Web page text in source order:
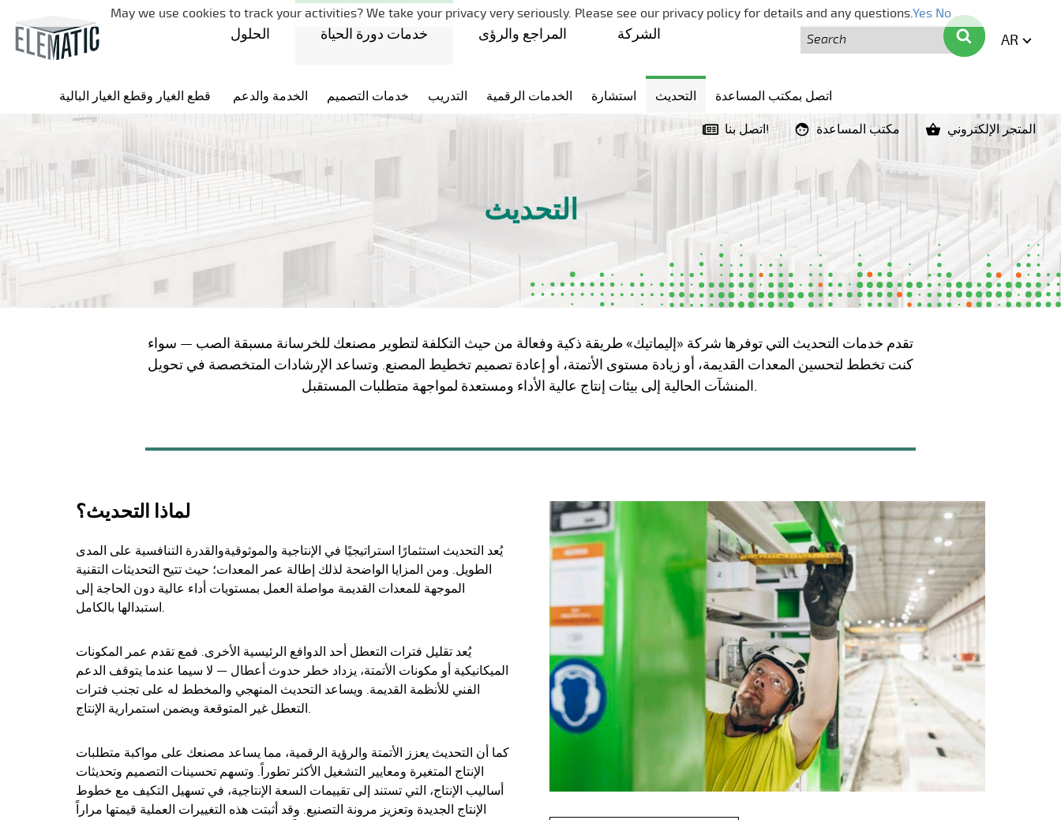
تخطي التنقل
بحث
الحلول خدمات دورة الحياة المراجع والرؤى الشركة
الخدمة والدعم خدمات التصميم التدريب الخدمات الرقمية استشارة التحديث اتصل بمكتب المساعدة
بحث
AR
اتصل بنا! مكتب المساعدة المتجر الإلكتروني
التحديث
تقدم خدمات التحديث التي توفرها شركة «إليماتيك» طريقة ذكية وفعالة من حيث التكلفة لتطوير مصنعك للخرسانة مسبقة الصب — سواء
كنت تخطط لتحسين المعدات القديمة، أو زيادة مستوى الأتمتة، أو إعادة تصميم تخطيط المصنع. وتساعد الإرشادات المتخصصة في تحويل
المنشآت الحالية إلى بيئات إنتاج عالية الأداء ومستعدة لمواجهة متطلبات المستقبل.
لماذا التحديث؟
يُعد التحديث استثمارًا استراتيجيًا في الإنتاجية والموثوقيةوالقدرة التنافسية على المدى
الطويل. ومن المزايا الواضحة لذلك إطالة عمر المعدات؛ حيث تتيح التحديثات التقنية
الموجهة للمعدات القديمة مواصلة العمل بمستويات أداء عالية دون الحاجة إلى
استبدالها بالكامل.
يُعد تقليل فترات التعطل أحد الدوافع الرئيسية الأخرى. فمع تقدم عمر المكونات
الميكانيكية أو مكونات الأتمتة، يزداد خطر حدوث أعطال — لا سيما عندما يتوقف الدعم
الفني للأنظمة القديمة. ويساعد التحديث المنهجي والمخطط له على تجنب فترات
التعطل غير المتوقعة ويضمن استمرارية الإنتاج.
كما أن التحديث يعزز الأتمتة والرؤية الرقمية، مما يساعد مصنعك على مواكبة متطلبات
الإنتاج المتغيرة ومعايير التشغيل الأكثر تطوراً. وتسهم تحسينات التصميم وتحديثات
أساليب الإنتاج، التي تستند إلى تقييمات السعة الإنتاجية، في تسهيل التكيف مع خطوط
الإنتاج الجديدة وتعزيز مرونة التصنيع. وقد أثبتت هذه التغييرات العملية قيمتها مراراً
May we use cookies to track your activities? We take your privacy very seriously. Please see our privacy policy for details and any questions.Yes No